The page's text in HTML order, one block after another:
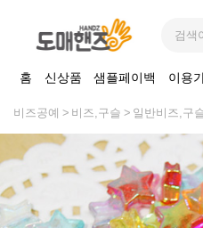
검색
홈 신상품 샘플페이백 이용
비즈공예 비즈,구슬 일반비즈,구